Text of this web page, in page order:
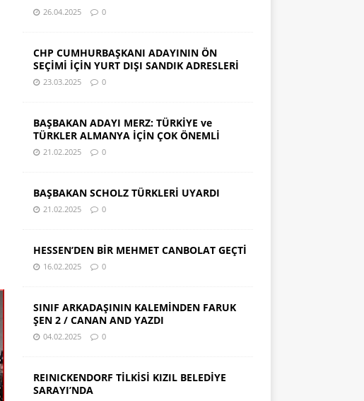
26.04.2025 0
CHP CUMHURBAŞKANI ADAYININ ÖN
SEÇİMİ İÇİN YURT DIŞI SANDIK ADRESLERİ
23.03.2025 0
BAŞBAKAN ADAYI MERZ: TÜRKİYE ve
TÜRKLER ALMANYA İÇİN ÇOK ÖNEMLİ
21.02.2025 0
BAŞBAKAN SCHOLZ TÜRKLERİ UYARDI
21.02.2025 0
HESSEN’DEN BİR MEHMET CANBOLAT GEÇTİ
16.02.2025 0
SINIF ARKADAŞININ KALEMİNDEN FARUK
ŞEN 2 / CANAN AND YAZDI
04.02.2025 0
REINICKENDORF TİLKİSİ KIZIL BELEDİYE
SARAYI’NDA